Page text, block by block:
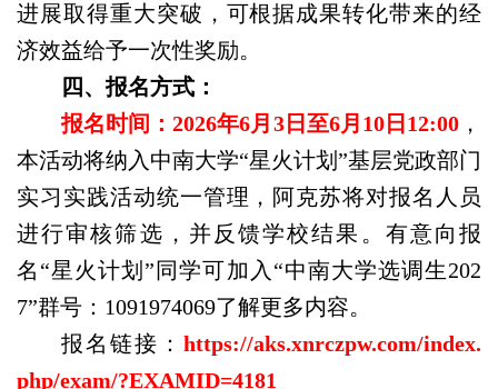
进展取得重大突破，可根据成果转化带来的经
济效益给予一次性奖励。
四、报名方式：
报名时间：2026年6月3日至6月10日12:00，
本活动将纳入中南大学“星火计划”基层党政部门
实习实践活动统一管理，阿克苏将对报名人员
进行审核筛选，并反馈学校结果。有意向报
名“星火计划”同学可加入“中南大学选调生202
7”群号：1091974069了解更多内容。
报名链接： https://aks.xnrczpw.com/index.
php/exam/?EXAMID=4181